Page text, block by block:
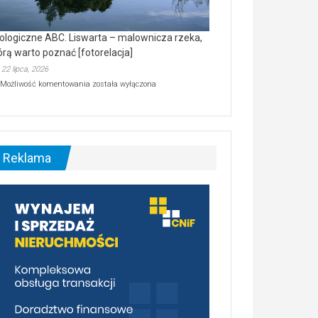
ABC. Liswarta – malownicza rzeka,
warto poznać [fotorelacja]
22 lipca, 2026
Możliwość komentowania Ekologiczne
–
malownicza
[fotorelacja]
została wyłączona
Reklama